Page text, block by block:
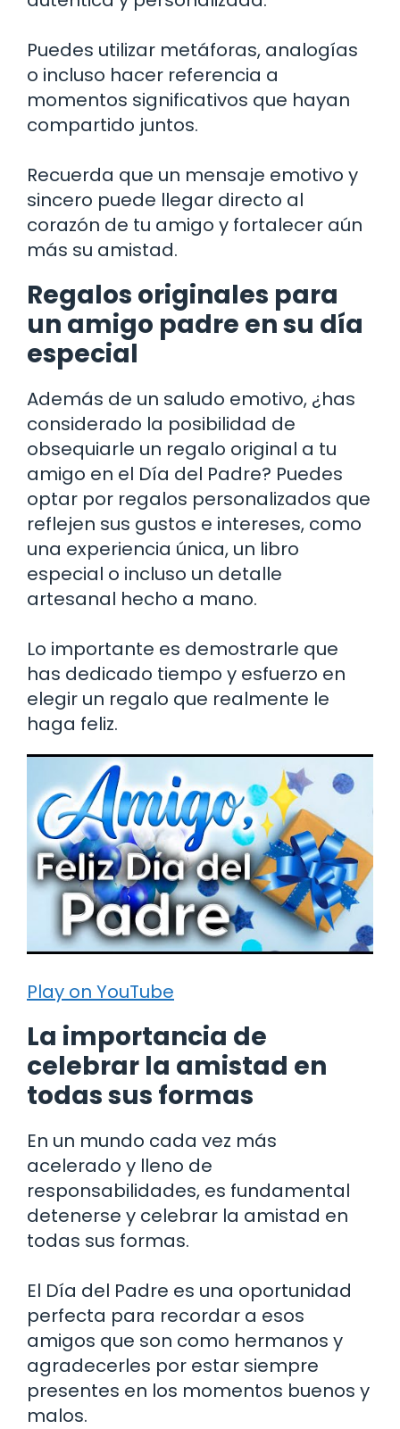
Puedes utilizar metáforas, analogías
o incluso hacer referencia a
momentos significativos que hayan
compartido juntos.
Recuerda que un mensaje emotivo y
sincero puede llegar directo al
corazón de tu amigo y fortalecer aún
más su amistad.
Regalos originales para
un amigo padre en su día
especial
Además de un saludo emotivo, ¿has
considerado la posibilidad de
obsequiarle un regalo original a tu
amigo en el Día del Padre? Puedes
optar por regalos personalizados que
reflejen sus gustos e intereses, como
una experiencia única, un libro
especial o incluso un detalle
artesanal hecho a mano.
Lo importante es demostrarle que
has dedicado tiempo y esfuerzo en
elegir un regalo que realmente le
haga feliz.
Play on YouTube
La importancia de
celebrar la amistad en
todas sus formas
En un mundo cada vez más
acelerado y lleno de
responsabilidades, es fundamental
detenerse y celebrar la amistad en
todas sus formas.
El Día del Padre es una oportunidad
perfecta para recordar a esos
amigos que son como hermanos y
agradecerles por estar siempre
presentes en los momentos buenos y
malos.